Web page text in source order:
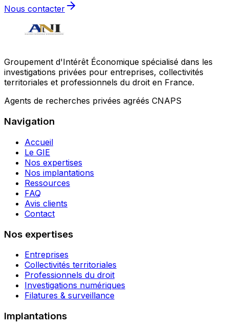
Nous contacter
Groupement d'Intérêt Économique spécialisé dans les
investigations privées pour entreprises, collectivités
territoriales et professionnels du droit en France.
Agents de recherches privées agréés CNAPS
Navigation
Accueil
Le GIE
Nos expertises
Nos implantations
Ressources
FAQ
Avis clients
Contact
Nos expertises
Entreprises
Collectivités territoriales
Professionnels du droit
Investigations numériques
Filatures & surveillance
Implantations